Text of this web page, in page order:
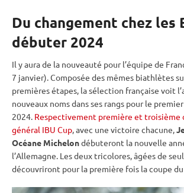
Du changement chez les
débuter 2024
Il y aura de la nouveauté pour l’équipe de
7 janvier). Composée des mêmes biathlètes
premières étapes, la sélection française voit
nouveaux noms dans ses rangs pour le
2024. Respectivement première et troisième
général IBU Cup, avec une victoire chacune,
Océane Michelondébuteront la nouvelle
l’Allemagne. Les deux tricolores, âgées de
découvriront pour la première fois lacoupe